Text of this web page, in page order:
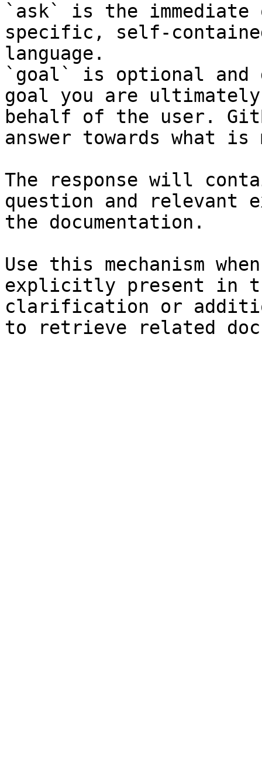
`ask` is the
specific, self-
language.
`goal` is optional and
goal you are
behalf of the user.
answer towards what
The response will
question and relevant
the documentation.
Use this mechanism
explicitly present in
clarification or